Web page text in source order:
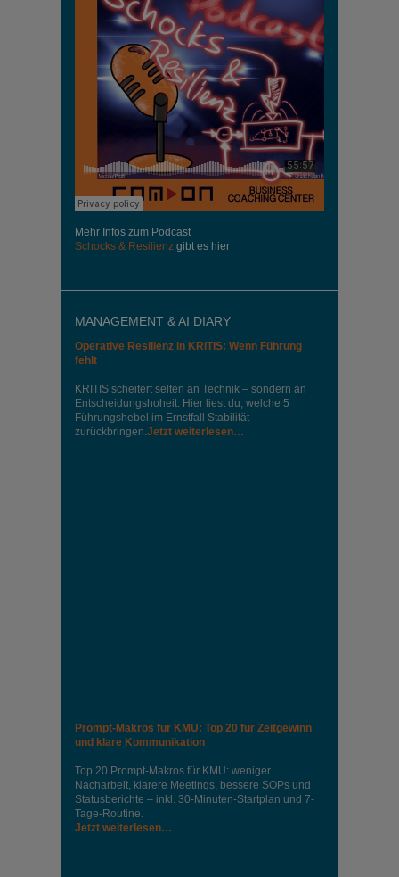
Mehr Infos zum Podcast
Schocks & Resilienz gibt es hier
MANAGEMENT & AI DIARY
Operative Resilienz in KRITIS: Wenn Führung
fehlt
KRITIS scheitert selten an Technik – sondern an
Entscheidungshoheit. Hier liest du, welche 5
Führungshebel im Ernstfall Stabilität
zurückbringen.Jetzt weiterlesen…
Prompt-Makros für KMU: Top 20 für Zeitgewinn
und klare Kommunikation
Top 20 Prompt-Makros für KMU: weniger
Nacharbeit, klarere Meetings, bessere SOPs und
Statusberichte – inkl. 30-Minuten-Startplan und 7-
Tage-Routine.
Jetzt weiterlesen…